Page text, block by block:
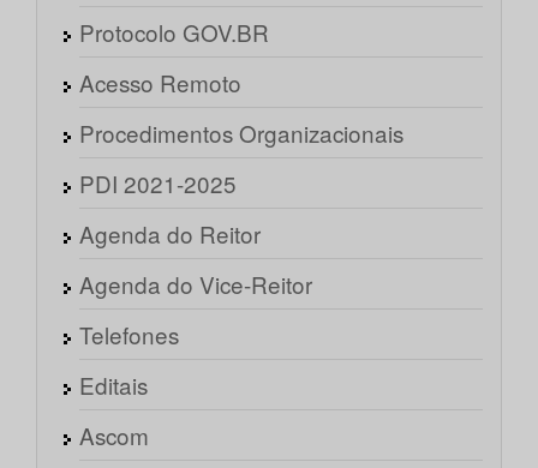
Protocolo GOV.BR
Acesso Remoto
Procedimentos Organizacionais
PDI 2021-2025
Agenda do Reitor
Agenda do Vice-Reitor
Telefones
Editais
Ascom